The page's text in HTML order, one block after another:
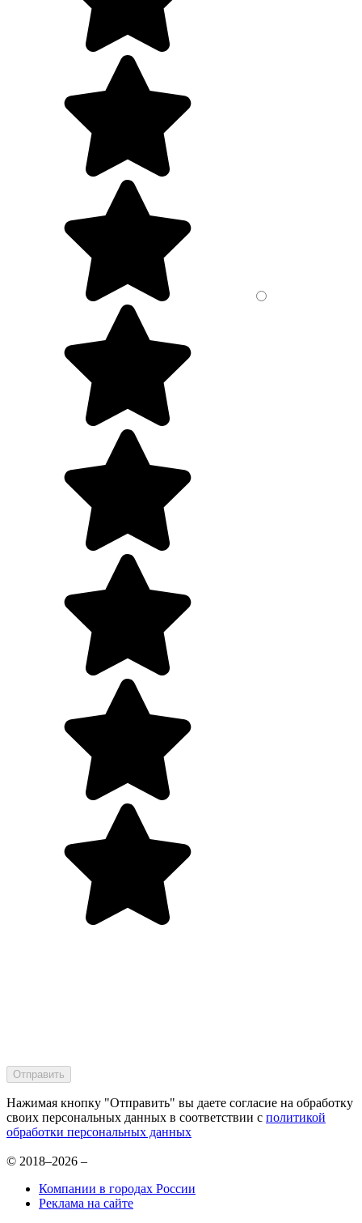
Нажимая кнопку "Отправить" вы даете согласие на обработку
своих персональных данных в соответствии с политикой
обработки персональных данных
© 2018–2026 –
Компании в городах России
Реклама на сайте